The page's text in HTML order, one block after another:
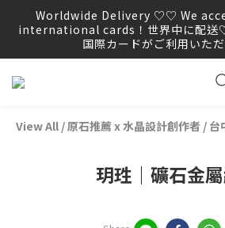
Worldwide Delivery ♡♡ We
international cards！世界中に配送
国際カードがご利用いただ
Worldwide Delivery ♡♡ We
international cards！世界中に配送
国際カードがご利用いただ
We WILL NOT proactively ask
order information by E-mail,
Worldwide Delivery ♡♡ We
View All /原石推薦 x 水晶設計創作者 / 台
玥珄｜礦石金